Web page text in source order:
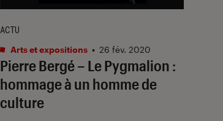
Pierre Bergé – Le Pygmalion :
hommage à un homme de
culture
ACTU
Arts et expositions • 26 fév. 2020